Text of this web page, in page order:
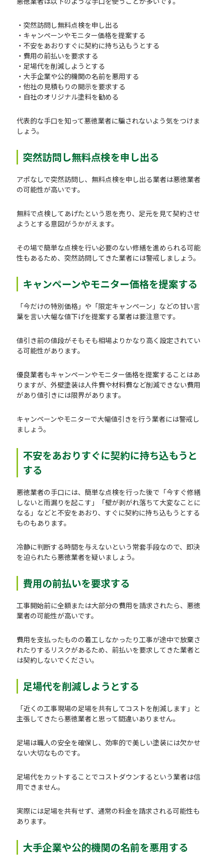
・突然訪問し無料点検を申し出る
・キャンペーンやモニター価格を提案する
・不安をあおりすぐに契約に持ち込もうとする
・費用の前払いを要求する
・足場代を削減しようとする
・大手企業や公的機関の名前を悪用する
・他社の見積もりの開示を要求する
・自社のオリジナル塗料を勧める
代表的な手口を知って悪徳業者に騙されないよう気をつけま
しょう。
突然訪問し無料点検を申し出る
アポなしで突然訪問し、無料点検を申し出る業者は悪徳業者
の可能性が高いです。
無料で点検してあげたという恩を売り、足元を見て契約させ
ようとする意図がうかがえます。
その場で簡単な点検を行い必要のない修繕を進められる可能
性もあるため、突然訪問してきた業者には警戒しましょう。
キャンペーンやモニター価格を提案する
「今だけの特別価格」や「限定キャンペーン」などの甘い言
葉を言い大幅な値下げを提案する業者は要注意です。
値引き前の値段がそもそも相場よりかなり高く設定されてい
る可能性があります。
優良業者もキャンペーンやモニター価格を提案することはあ
りますが、外壁塗装は人件費や材料費など削減できない費用
があり値引きには限界があります。
キャンペーンやモニターで大幅値引きを行う業者には警戒し
ましょう。
不安をあおりすぐに契約に持ち込もうと
する
悪徳業者の手口には、簡単な点検を行った後で「今すぐ修繕
しないと雨漏りを起こす」「壁が剥がれ落ちて大変なことに
なる」などと不安をあおり、すぐに契約に持ち込もうとする
ものもあります。
冷静に判断する時間を与えないという常套手段なので、即決
を迫られたら悪徳業者を疑いましょう。
費用の前払いを要求する
工事開始前に全額または大部分の費用を請求されたら、悪徳
業者の可能性が高いです。
費用を支払ったものの着工しなかったり工事が途中で放棄さ
れたりするリスクがあるため、前払いを要求してきた業者と
は契約しないでください。
足場代を削減しようとする
「近くの工事現場の足場を共有してコストを削減します」と
主張してきたら悪徳業者と思って間違いありません。
足場は職人の安全を確保し、効率的で美しい塗装には欠かせ
ない大切なものです。
足場代をカットすることでコストダウンするという業者は信
用できません。
実際には足場を共有せず、通常の料金を請求される可能性も
あります。
大手企業や公的機関の名前を悪用する